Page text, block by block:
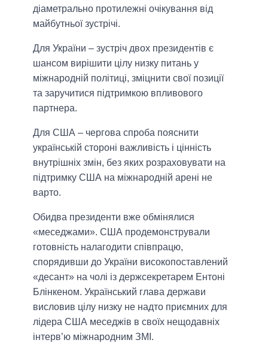
діаметрально протилежні очікування від
майбутньої зустрічі.
Для України – зустріч двох президентів є
шансом вирішити цілу низку питань у
міжнародній політиці, зміцнити свої позиції
та заручитися підтримкою впливового
партнера.
Для США – чергова спроба пояснити
українській стороні важливість і цінність
внутрішніх змін, без яких розраховувати на
підтримку США на міжнародній арені не
варто.
Обидва президенти вже обмінялися
«меседжами». США продемонстрували
готовність налагодити співпрацю,
спорядивши до України високопоставлений
«десант» на чолі із держсекретарем Ентоні
Блінкеном. Український глава держави
висловив цілу низку не надто приємних для
лідера США меседжів в своїх нещодавніх
інтерв’ю міжнародним ЗМІ.